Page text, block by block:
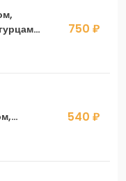
750 ₽
и
540 ₽